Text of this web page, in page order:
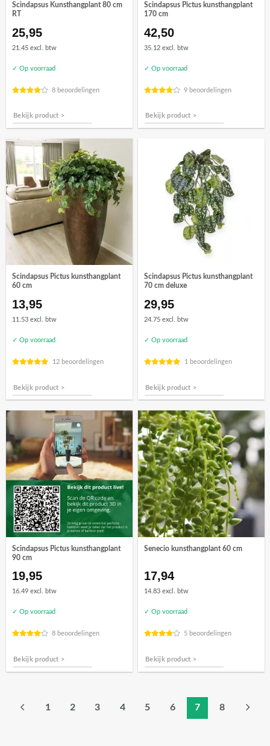
Scindapsus Kunsthangplant 80 cm
RT
25,95
21.45 excl. btw
✓ Op voorraad
8 beoordelingen
Bekijk product >
Scindapsus Pictus kunsthangplant
170 cm
42,50
35.12 excl. btw
✓ Op voorraad
9 beoordelingen
Bekijk product >
Scindapsus Pictus kunsthangplant
60 cm
13,95
11.53 excl. btw
✓ Op voorraad
12 beoordelingen
Bekijk product >
Scindapsus Pictus kunsthangplant
70 cm deluxe
29,95
24.75 excl. btw
✓ Op voorraad
1 beoordelingen
Bekijk product >
Scindapsus Pictus kunsthangplant
90 cm
19,95
16.49 excl. btw
✓ Op voorraad
8 beoordelingen
Bekijk product >
Senecio kunsthangplant 60 cm
17,94
14.83 excl. btw
✓ Op voorraad
5 beoordelingen
Bekijk product >
1 2 3 4 5 6 7 8